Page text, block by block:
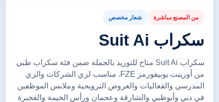
من المصنع مباشرة شعار مخصص
سكراب Suit Ai
سكراب Suit Ai متاح للتوريد بالجملة ضمن فئة سكراب طبي
من أورينت يونيفورمز FZE. مناسب لزي الشركات والزي
المدرسي والفعاليات والعروض الترويجية وملابس الموظفين
في دبي وأبوظبي والشارقة وعجمان ورأس الخيمة والفجيرة